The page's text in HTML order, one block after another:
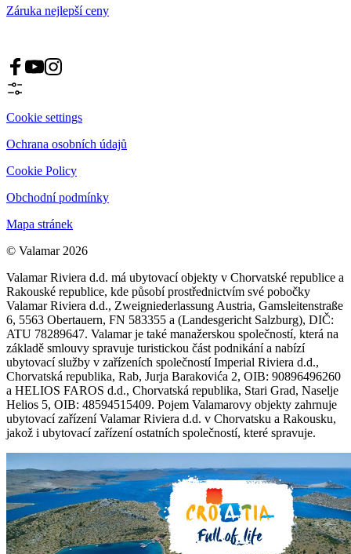
Záruka nejlepší ceny
Cookie settings
Ochrana osobních údajů
Cookie Policy
Obchodní podmínky
Mapa stránek
© Valamar 2026
Valamar Riviera d.d. má ubytovací objekty v Chorvatské republice a
Rakouské republice, kde působí prostřednictvím své pobočky
Valamar Riviera d.d., Zweigniederlassung Austria, Gamsleitenstraße
6, 5563 Obertauern, FN 583355 a (Landesgericht Salzburg), DIČ:
ATU 78289647. Valamar je také manažerskou společností, která na
základě smlouvy spravuje turistickou část podnikání a nabízí
ubytovací služby v zařízeních společností Imperial Riviera d.d.,
Chorvatská republika, Rab, Jurja Barakovića 2, OIB: 90896496260
a HELIOS FAROS d.d., Chorvatská republika, Stari Grad, Naselje
Helios 5, OIB: 48594515409. Pojem Valamarovy objekty zahrnuje
ubytovací zařízení Valamar Riviera d.d. v Chorvatsku a Rakousku,
jakož i ubytovací zařízení ostatních společností, které spravuje.